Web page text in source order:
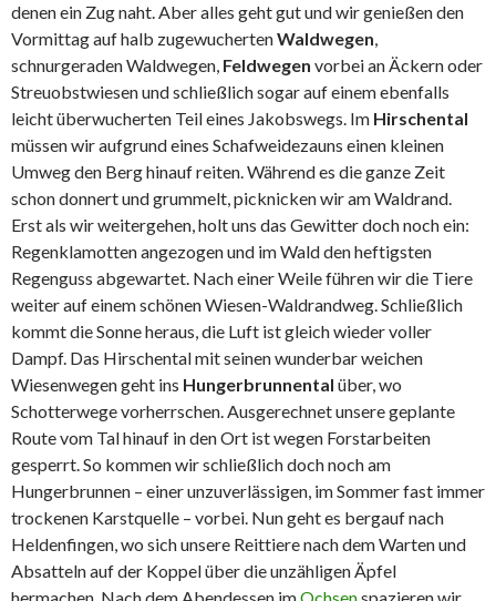
denen ein Zug naht. Aber alles geht gut und wir genießen den
Vormittag auf halb zugewuchertenWaldwegen,
schnurgeraden Waldwegen, Feldwegen vorbei an Äckern oder
Streuobstwiesen und schließlich sogar auf einem ebenfalls
leicht überwucherten Teil eines Jakobswegs. Im Hirschental
müssen wir aufgrund eines Schafweidezauns einen kleinen
Umweg den Berg hinauf reiten. Während es die ganze Zeit
schon donnert und grummelt, picknicken wir am Waldrand.
Erst als wir weitergehen, holt uns das Gewitter doch noch ein:
Regenklamotten angezogen und im Wald den heftigsten
Regenguss abgewartet. Nach einer Weile führen wir die Tiere
weiter auf einem schönen Wiesen-Waldrandweg. Schließlich
kommt die Sonne heraus, die Luft ist gleich wieder voller
Dampf. Das Hirschental mit seinen wunderbar weichen
Wiesenwegen geht ins Hungerbrunnental über, wo
Schotterwege vorherrschen. Ausgerechnet unsere geplante
Route vom Tal hinauf in den Ort ist wegen Forstarbeiten
gesperrt. So kommen wir schließlich doch noch am
Hungerbrunnen – einer unzuverlässigen, im Sommer fast immer
trockenen Karstquelle – vorbei. Nun geht es bergauf nach
Heldenfingen, wo sich unsere Reittiere nach dem Warten und
Absatteln auf der Koppel über die unzähligen Äpfel